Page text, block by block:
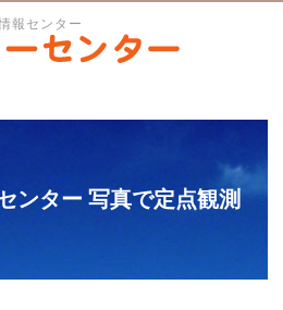
報センター
ンター 写真で定点観測